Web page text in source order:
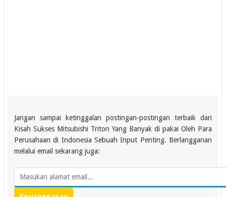
Jangan sampai ketinggalan postingan-postingan terbaik dari
Kisah Sukses Mitsubishi Triton Yang Banyak di pakai Oleh Para
Perusahaan di Indonesia Sebuah Input Penting. Berlangganan
melalui email sekarang juga: